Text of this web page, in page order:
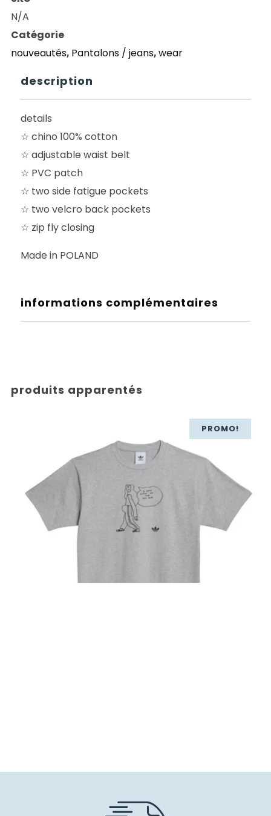
SKATEBOARD
FATIGUE
CLIMBING
PANT
OLIVE
N/A
Catégorie
nouveautés, Pantalons / jeans,wear
description
details
☆ chino 100% cotton
☆ adjustable waist belt
☆ PVC patch
☆ two side fatigue pockets
☆ two velcro back pockets
☆ zip fly closing
Made in POLAND
informations complémentaires
produits apparentés
PROMO!